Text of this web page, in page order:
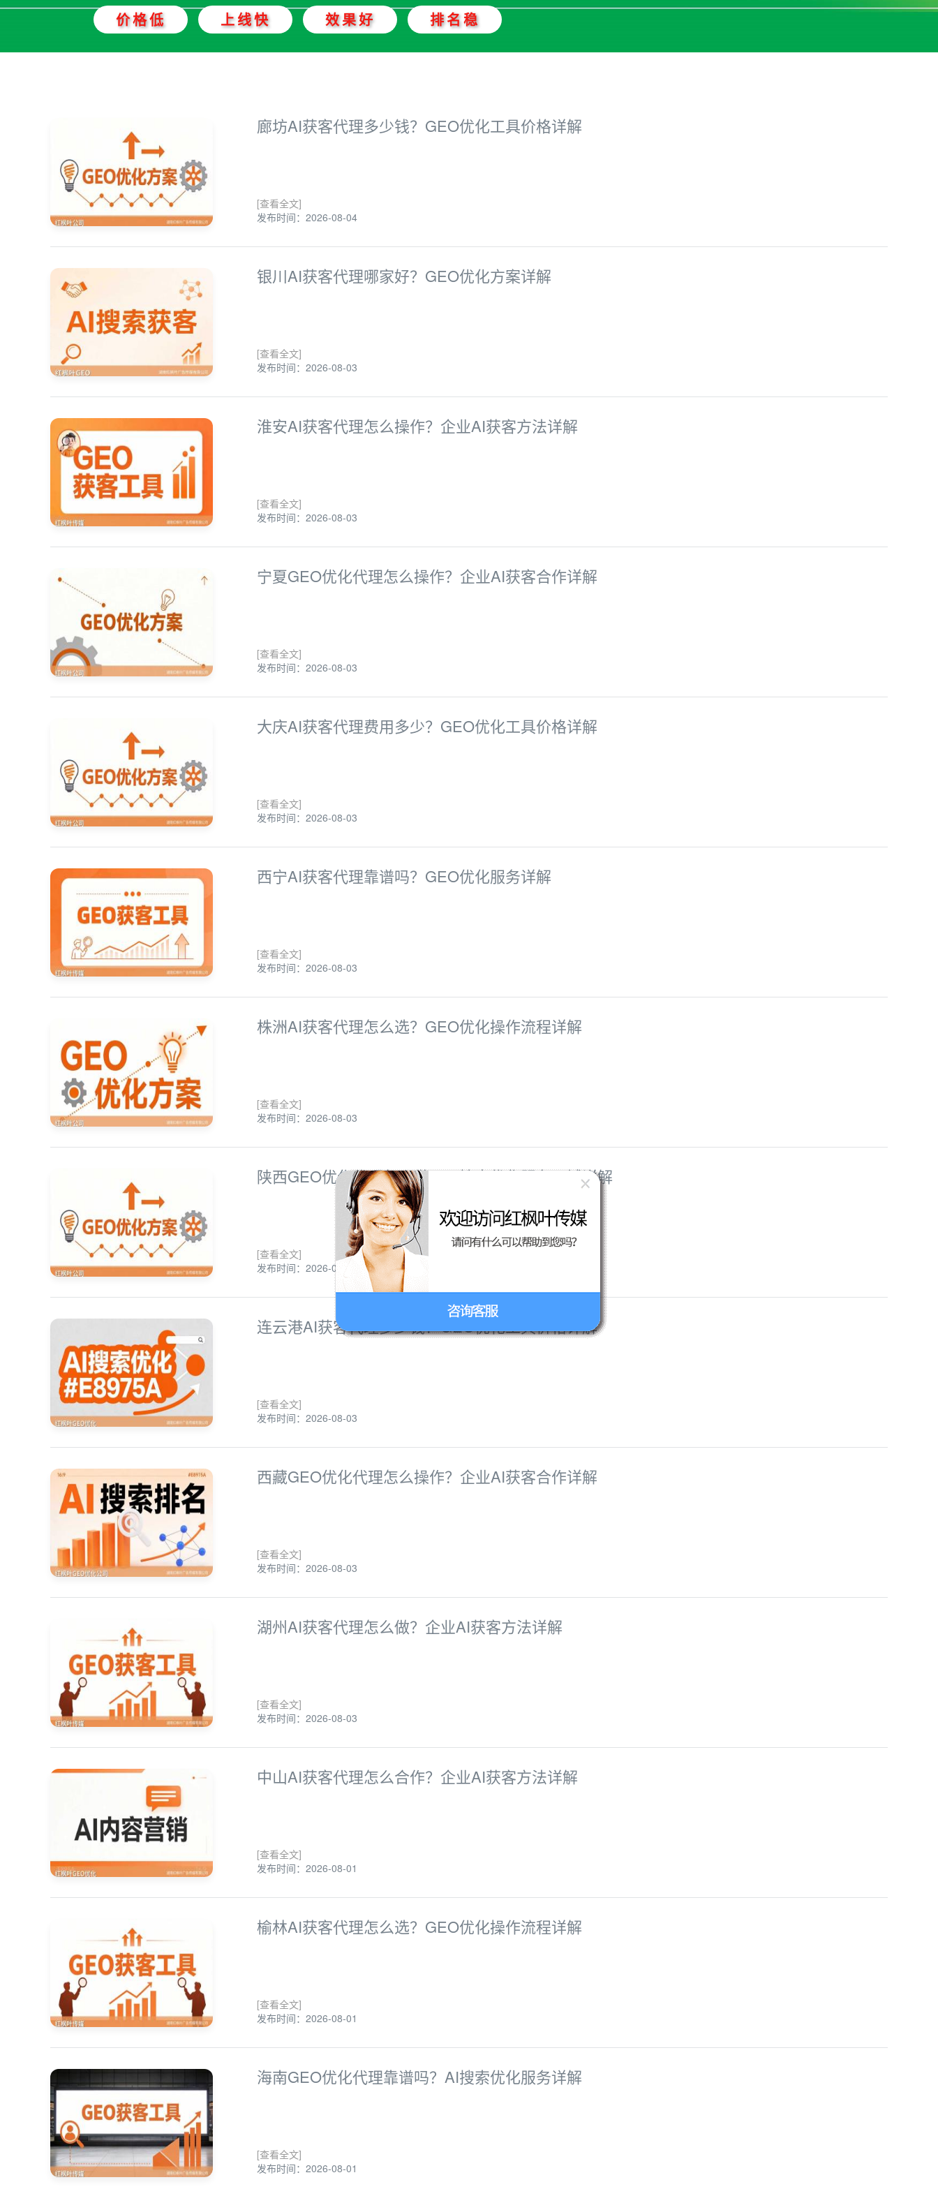
价格低 上线快 效果好 排名稳
廊坊AI获客代理多少钱？GEO优化工具价格详解
[查看全文]
发布时间：2026-08-04
银川AI获客代理哪家好？GEO优化方案详解
[查看全文]
发布时间：2026-08-03
淮安AI获客代理怎么操作？企业AI获客方法详解
[查看全文]
发布时间：2026-08-03
宁夏GEO优化代理怎么操作？企业AI获客合作详解
[查看全文]
发布时间：2026-08-03
大庆AI获客代理费用多少？GEO优化工具价格详解
[查看全文]
发布时间：2026-08-03
西宁AI获客代理靠谱吗？GEO优化服务详解
[查看全文]
发布时间：2026-08-03
株洲AI获客代理怎么选？GEO优化操作流程详解
[查看全文]
发布时间：2026-08-03
陕西GEO优化代理怎么做？AI搜索优化服务区域详解
[查看全文]
发布时间：2026-08-03
连云港AI获客代理多少钱？GEO优化工具价格详解
[查看全文]
发布时间：2026-08-03
西藏GEO优化代理怎么操作？企业AI获客合作详解
[查看全文]
发布时间：2026-08-03
湖州AI获客代理怎么做？企业AI获客方法详解
[查看全文]
发布时间：2026-08-03
中山AI获客代理怎么合作？企业AI获客方法详解
[查看全文]
发布时间：2026-08-01
榆林AI获客代理怎么选？GEO优化操作流程详解
[查看全文]
发布时间：2026-08-01
海南GEO优化代理靠谱吗？AI搜索优化服务详解
[查看全文]
发布时间：2026-08-01